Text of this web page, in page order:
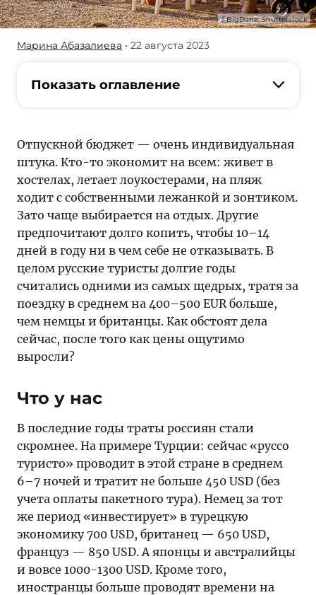
BigDane, Shutterstock
русские
долгие
самых
тратя
поездку
в
среднем
400–
500
больше,
немцы
британцы.
Как
обстоят
дела
сейчас?
Марина Абазалиева • 22 августа 2023
Показать оглавление
Отпускной бюджет — очень индивидуальная
штука. Кто-то экономит на всем: живет в
хостелах, летает лоукостерами, на пляж
ходит с собственными лежанкой и зонтиком.
Зато чаще выбирается на отдых. Другие
предпочитают долго копить, чтобы 10–14
дней в году ни в чем себе не отказывать. В
целом русские туристы долгие годы
считались одними из самых щедрых, тратя за
поездку в среднем на 400–500 EUR больше,
чем немцы и британцы. Как обстоят дела
сейчас, после того как цены ощутимо
выросли?
Что у нас
В последние годы траты россиян стали
скромнее. На примере Турции: сейчас «руссо
туристо» проводит в этой стране в среднем
6–7 ночей и тратит не больше 450 USD (без
учета оплаты пакетного тура). Немец за тот
же период «инвестирует» в турецкую
экономику 700 USD, британец — 650 USD,
француз — 850 USD. А японцы и австралийцы
и вовсе 1000-1300 USD. Кроме того,
иностранцы больше проводят времени на